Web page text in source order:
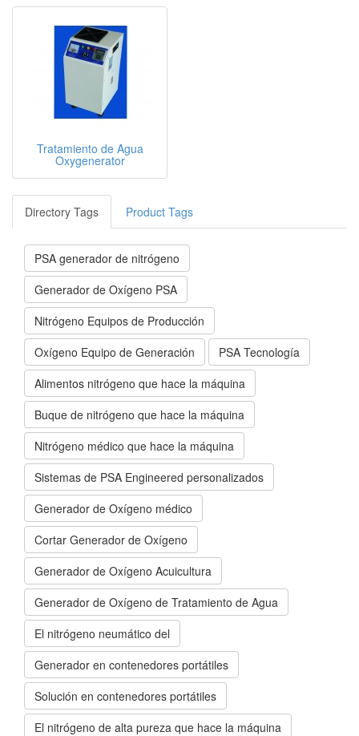
Tratamiento de Agua
Oxygenerator
Directory Tags Product Tags
PSA generador de nitrógeno
Generador de Oxígeno PSA
Nitrógeno Equipos de Producción
Oxígeno Equipo de Generación
PSA Tecnología
Alimentos nitrógeno que hace la máquina
Buque de nitrógeno que hace la máquina
Nitrógeno médico que hace la máquina
Sistemas de PSA Engineered personalizados
Generador de Oxígeno médico
Cortar Generador de Oxígeno
Generador de Oxígeno Acuicultura
Generador de Oxígeno de Tratamiento de Agua
El nitrógeno neumático del
Generador en contenedores portátiles
Solución en contenedores portátiles
El nitrógeno de alta pureza que hace la máquina